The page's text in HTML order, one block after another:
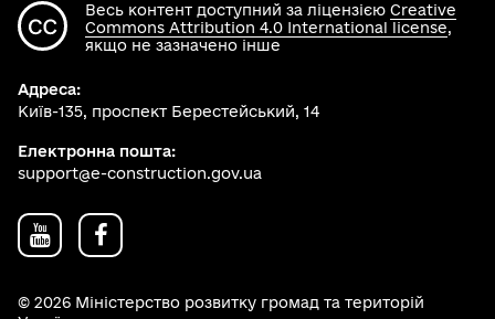
Весь контент доступний за ліцензією Creative
Commons Attribution 4.0 International license,
якщо не зазначено інше
Адреса:
Київ-135, проспект Берестейський, 14
Електронна пошта:
support@e-construction.gov.ua
© 2026 Міністерство розвитку громад та територій